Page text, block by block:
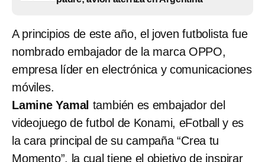
A principios de este año, el joven futbolista fue
nombrado embajador de la marca OPPO,
empresa líder en electrónica y comunicaciones
móviles.
Lamine Yamal también es embajador del
videojuego de futbol de Konami, eFotball y es
la cara principal de su campaña “Crea tu
Momento”, la cual tiene el objetivo de inspirar